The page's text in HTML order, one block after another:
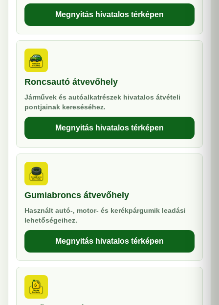
Megnyitás hivatalos térképen
Roncsautó átvevőhely
Járművek és autóalkatrészek hivatalos átvételi
pontjainak kereséséhez.
Megnyitás hivatalos térképen
Gumiabroncs átvevőhely
Használt autó-, motor- és kerékpárgumik leadási
lehetőségeihez.
Megnyitás hivatalos térképen